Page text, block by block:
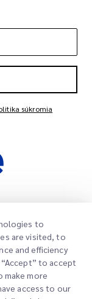
súkromia
to
are visited, to
and efficiency
to accept
more
access to our